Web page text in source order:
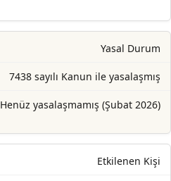
Yasal Durum
7438 sayılı Kanun ile yasalaşmış
Henüz yasalaşmamış (Şubat 2026)
Etkilenen Kişi